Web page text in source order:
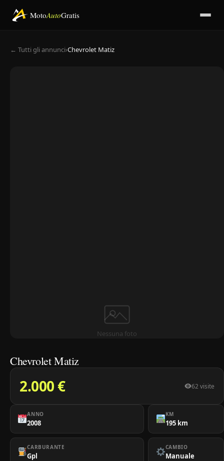
MotoAutoGratis
← Tutti gli annunci›Chevrolet Matiz
Nessuna foto
Chevrolet Matiz
2.000 € 62 visite
ANNO
2008
KM
195 km
CARBURANTE
Gpl
CAMBIO
Manuale